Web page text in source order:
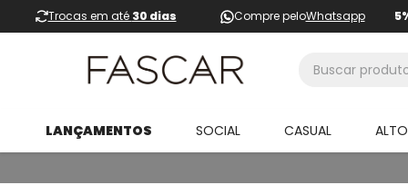
Trocas em até 30 dias Compre peloWhatsapp
LANÇAMENTOS SOCIAL CASUAL